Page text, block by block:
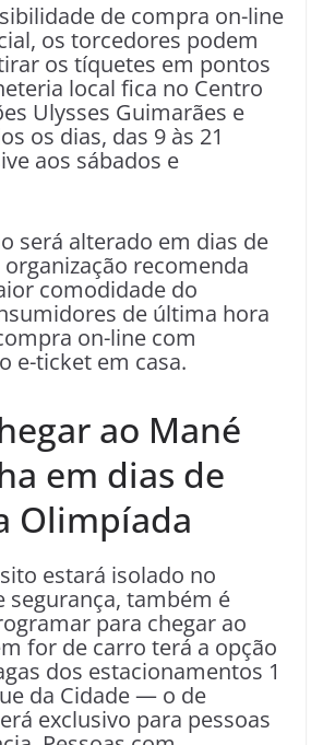
de compra on-line
os torcedores podem
os tíquetes em pontos
local fica no Centro
Ulysses Guimarães e
os dias, das 9 às 21
aos sábados e
será alterado em dias de
recomenda
comodidade do
de última hora
on-line com
e-ticket em casa.
ao Mané
em dias de
Olimpíada
estará isolado no
segurança, também é
para chegar ao
for de carro terá a opção
dos estacionamentos 1
da Cidade — o de
exclusivo para pessoas